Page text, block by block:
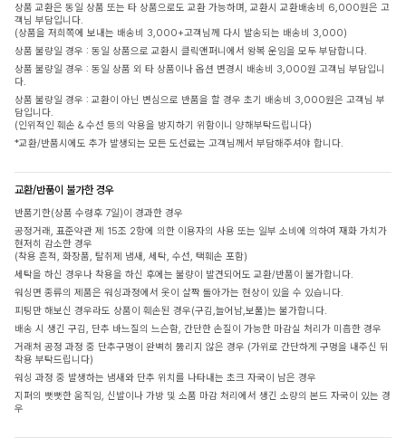
상품 교환은 동일 상품 또는 타 상품으로도 교환 가능하며, 교환시 교환배송비 6,000원은 고
객님 부담입니다.
(상품을 저희쪽에 보내는 배송비 3,000+고객님께 다시 발송되는 배송비 3,000)
상품 불량일 경우 : 동일 상품으로 교환시 클릭앤퍼니에서 왕복 운임을 모두 부담합니다.
상품 불량일 경우 : 동일 상품 외 타 상품이나 옵션 변경시 배송비 3,000원 고객님 부담입니
다.
상품 불량일 경우 : 교환이 아닌 변심으로 반품을 할 경우 초기 배송비 3,000원은 고객님 부
담입니다.
(인위적인 훼손 & 수선 등의 악용을 방지하기 위함이니 양해부탁드립니다)
*교환/반품시에도 추가 발생되는 모든 도선료는 고객님께서 부담해주셔야 합니다.
교환/반품이 불가한 경우
반품기한(상품 수령후 7일)이 경과한 경우
공정거래, 표준약관 제 15조 2항에 의한 이용자의 사용 또는 일부 소비에 의하여 재화 가치가
현저히 감소한 경우
(착용 흔적, 화장품, 탈취제 냄새, 세탁, 수선, 택훼손 포함)
세탁을 하신 경우나 착용을 하신 후에는 불량이 발견되어도 교환/반품이 불가합니다.
워싱면 종류의 제품은 워싱과정에서 옷이 살짝 돌아가는 현상이 있을 수 있습니다.
피팅만 해보신 경우라도 상품이 훼손된 경우(구김,늘어남,보풀)는 불가합니다.
배송 시 생긴 구김, 단추 바느질의 느슨함, 간단한 손질이 가능한 마감실 처리가 미흡한 경우
거래처 공정 과정 중 단추구멍이 완벽히 뚫리지 않은 경우 (가위로 간단하게 구멍을 내주신 뒤
착용 부탁드립니다)
워싱 과정 중 발생하는 냄새와 단추 위치를 나타내는 초크 자국이 남은 경우
지퍼의 뻣뻣한 움직임, 신발이나 가방 및 소품 마감 처리에서 생긴 소량의 본드 자국이 있는 경
우